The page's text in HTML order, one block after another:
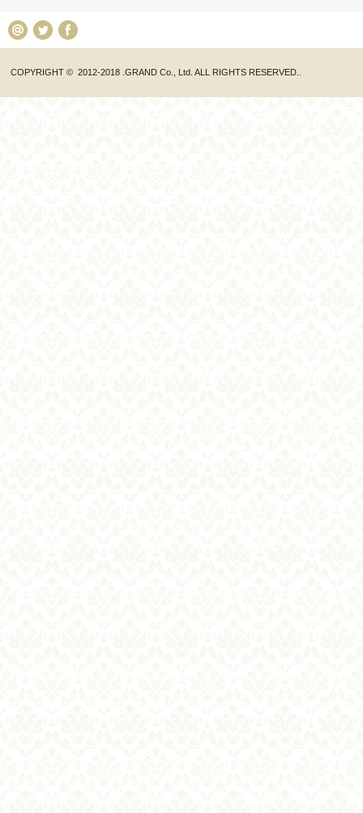
COPYRIGHT ©2012-2018 .GRAND Co., Ltd. ALL RIGHTS RESERVED..